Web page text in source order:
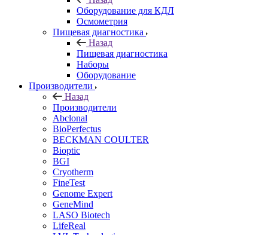
Оборудование для КДЛ
Осмометрия
Пищевая диагностика
Назад
Пищевая диагностика
Наборы
Оборудование
Производители
Назад
Производители
Abclonal
BioPerfectus
BECKMAN COULTER
Bioptic
BGI
Cryotherm
FineTest
Genome Expert
GeneMind
LASO Biotech
LifeReal